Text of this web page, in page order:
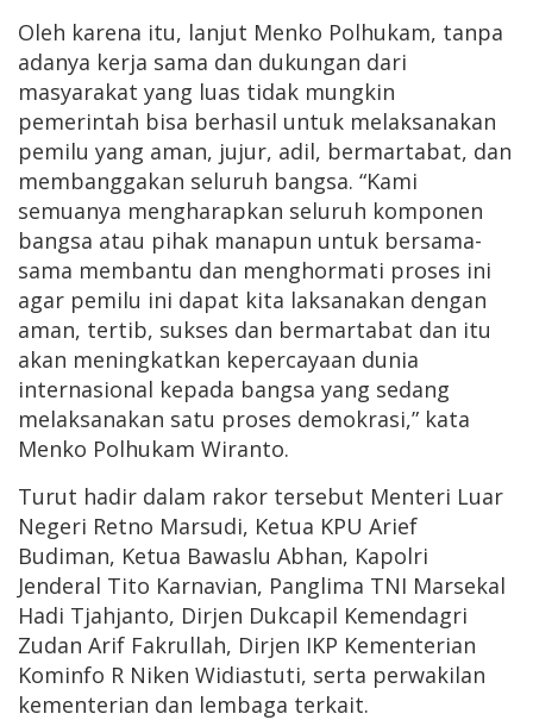
Oleh karena itu, lanjut Menko Polhukam, tanpa
adanya kerja sama dan dukungan dari
masyarakat yang luas tidak mungkin
pemerintah bisa berhasil untuk melaksanakan
pemilu yang aman, jujur, adil, bermartabat, dan
membanggakan seluruh bangsa. “Kami
semuanya mengharapkan seluruh komponen
bangsa atau pihak manapun untuk bersama-
sama membantu dan menghormati proses ini
agar pemilu ini dapat kita laksanakan dengan
aman, tertib, sukses dan bermartabat dan itu
akan meningkatkan kepercayaan dunia
internasional kepada bangsa yang sedang
melaksanakan satu proses demokrasi,” kata
Menko Polhukam Wiranto.
Turut hadir dalam rakor tersebut Menteri Luar
Negeri Retno Marsudi, Ketua KPU Arief
Budiman, Ketua Bawaslu Abhan, Kapolri
Jenderal Tito Karnavian, Panglima TNI Marsekal
Hadi Tjahjanto, Dirjen Dukcapil Kemendagri
Zudan Arif Fakrullah, Dirjen IKP Kementerian
Kominfo R Niken Widiastuti, serta perwakilan
kementerian dan lembaga terkait.